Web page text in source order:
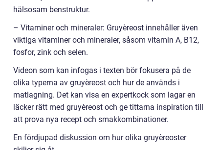
hälsosam benstruktur.
– Vitaminer och mineraler: Gruyèreost innehåller även
viktiga vitaminer och mineraler, såsom vitamin A, B12,
fosfor, zink och selen.
Videon som kan infogas i texten bör fokusera på de
olika typerna av gruyèreost och hur de används i
matlagning. Det kan visa en expertkock som lagar en
läcker rätt med gruyèreost och ge tittarna inspiration till
att prova nya recept och smakkombinationer.
En fördjupad diskussion om hur olika gruyèreoster